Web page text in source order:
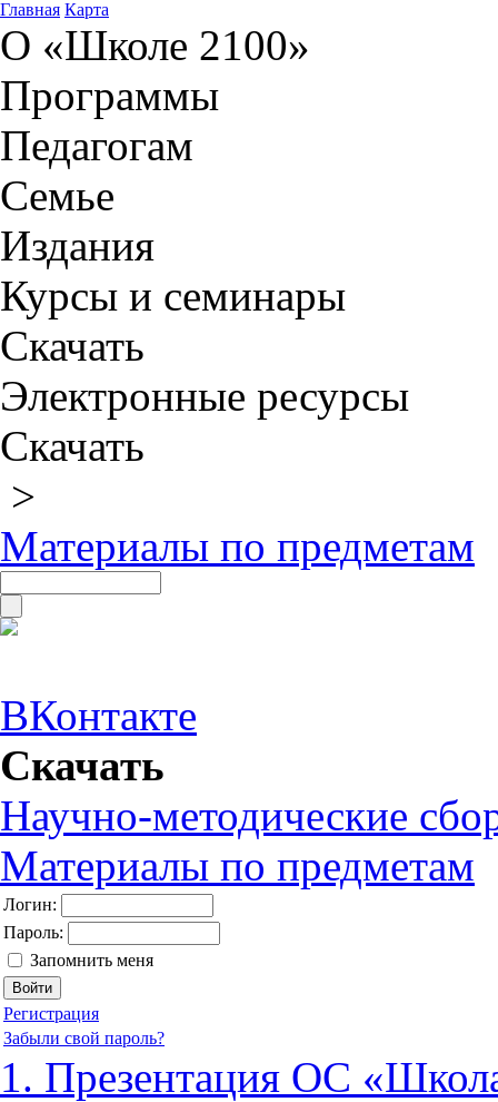
Главная Карта
О «Школе 2100»
Программы
Педагогам
Семье
Издания
Курсы и семинары
Скачать
Электронные ресурсы
Скачать
>
Материалы по предметам
ВКонтакте
Скачать
Научно-методические
Материалы по предметам
Логин:
Пароль:
Запомнить меня
Регистрация
Забыли свой пароль?
1. Презентация ОС